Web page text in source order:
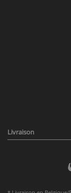
Livraison